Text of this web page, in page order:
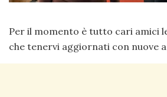
Per il momento è tutto cari amici
che tenervi aggiornati con nuove